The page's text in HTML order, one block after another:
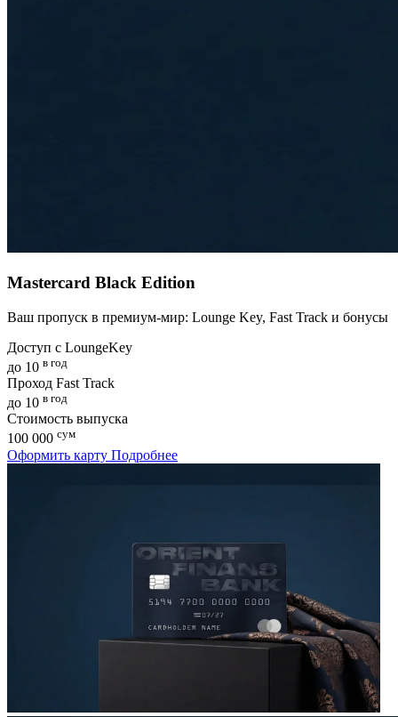
Mastercard Black Edition
Ваш пропуск в премиум-мир: Lounge Key, Fast Track и бонусы
Доступ с LoungeKey
до 10 в год
Проход Fast Track
до 10 в год
Стоимость выпуска
100 000 сум
Оформить карту Подробнее